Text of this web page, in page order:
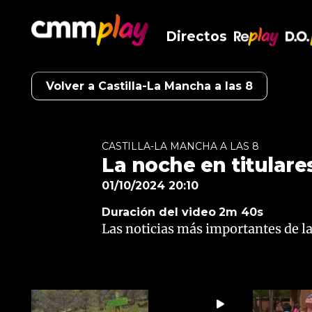
Directos
Volver a Castilla-La Mancha a las 8
CASTILLA-LA MANCHA A LAS 8
La noche en
01/10/2024 20:10
Duración del video 2m 40s
Las noticias más importantes de